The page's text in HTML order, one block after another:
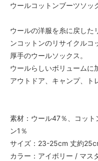
ウールコットンブーツソッ
ウールの洋服を糸に戻した
ンコットンのリサイクルコ
厚手のウールソックス。
ウールらしいボリュームに
アウトドア、キャンプ、ト
素材：ウール47％、コッ
ン1％
サイズ：23-25cm 丈約
カラー：アイボリー / マス